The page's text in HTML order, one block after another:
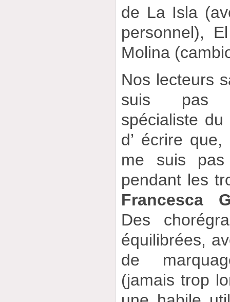
de La Isla
personnel),
Molina
Nos lecteurs
suis pas
spécialiste
d’ écrire
me suis
pendant les
Francesca
Des
équilibrées,
de
(jamais trop